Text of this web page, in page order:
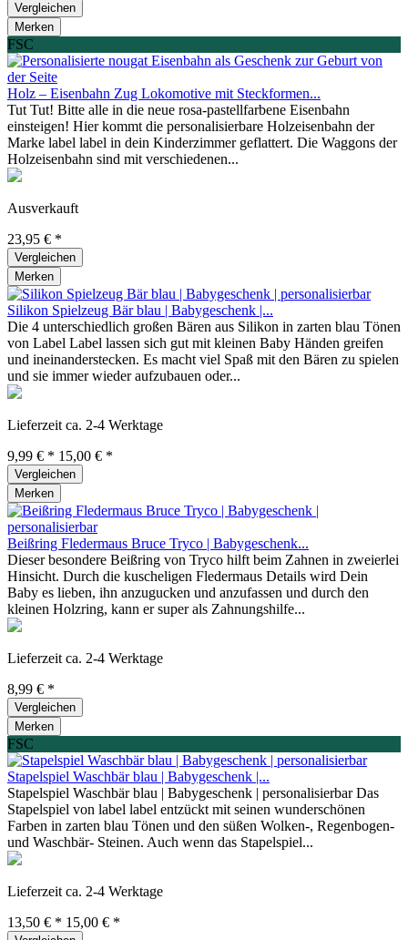
Vergleichen
Merken
FSC
Holz – Eisenbahn Zug Lokomotive mit Steckformen...
Tut Tut! Bitte alle in die neue rosa-pastellfarbene Eisenbahn
einsteigen! Hier kommt die personalisierbare Holzeisenbahn der
Marke label label in dein Kinderzimmer geflattert. Die Waggons der
Holzeisenbahn sind mit verschiedenen...
Ausverkauft
23,95 € *
Vergleichen
Merken
Silikon Spielzeug Bär blau | Babygeschenk |...
Die 4 unterschiedlich großen Bären aus Silikon in zarten blau Tönen
von Label Label lassen sich gut mit kleinen Baby Händen greifen
und ineinanderstecken. Es macht viel Spaß mit den Bären zu spielen
und sie immer wieder aufzubauen oder...
Lieferzeit ca. 2-4 Werktage
9,99 € * 15,00 € *
Vergleichen
Merken
Beißring Fledermaus Bruce Tryco | Babygeschenk...
Dieser besondere Beißring von Tryco hilft beim Zahnen in zweierlei
Hinsicht. Durch die kuscheligen Fledermaus Details wird Dein
Baby es lieben, ihn anzugucken und anzufassen und durch den
kleinen Holzring, kann er super als Zahnungshilfe...
Lieferzeit ca. 2-4 Werktage
8,99 € *
Vergleichen
Merken
FSC
Stapelspiel Waschbär blau | Babygeschenk |...
Stapelspiel Waschbär blau | Babygeschenk | personalisierbar Das
Stapelspiel von label label entzückt mit seinen wunderschönen
Farben in zarten blau Tönen und den süßen Wolken-, Regenbogen-
und Waschbär- Steinen. Auch wenn das Stapelspiel...
Lieferzeit ca. 2-4 Werktage
13,50 € * 15,00 € *